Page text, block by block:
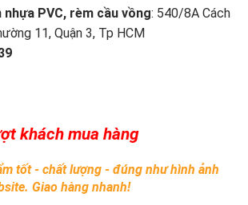
PVC, rèm cầu vồng: 540/8A Cách
11, Quận 3, Tp HCM
khách mua hàng
tốt - chất lượng - đúng như hình ảnh
Giao hàng nhanh!